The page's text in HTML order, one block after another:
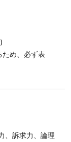
め、必ず表
、訴求力、論理